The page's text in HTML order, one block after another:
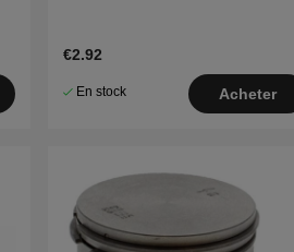
€2.92
En stock Acheter